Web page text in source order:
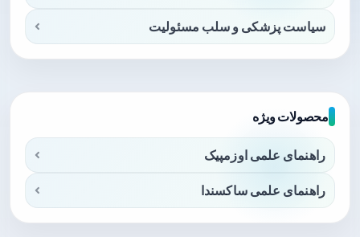
سیاست پزشکی و سلب مسئولیت
محصولات ویژه
راهنمای علمی اوزمپیک
راهنمای علمی ساکسندا